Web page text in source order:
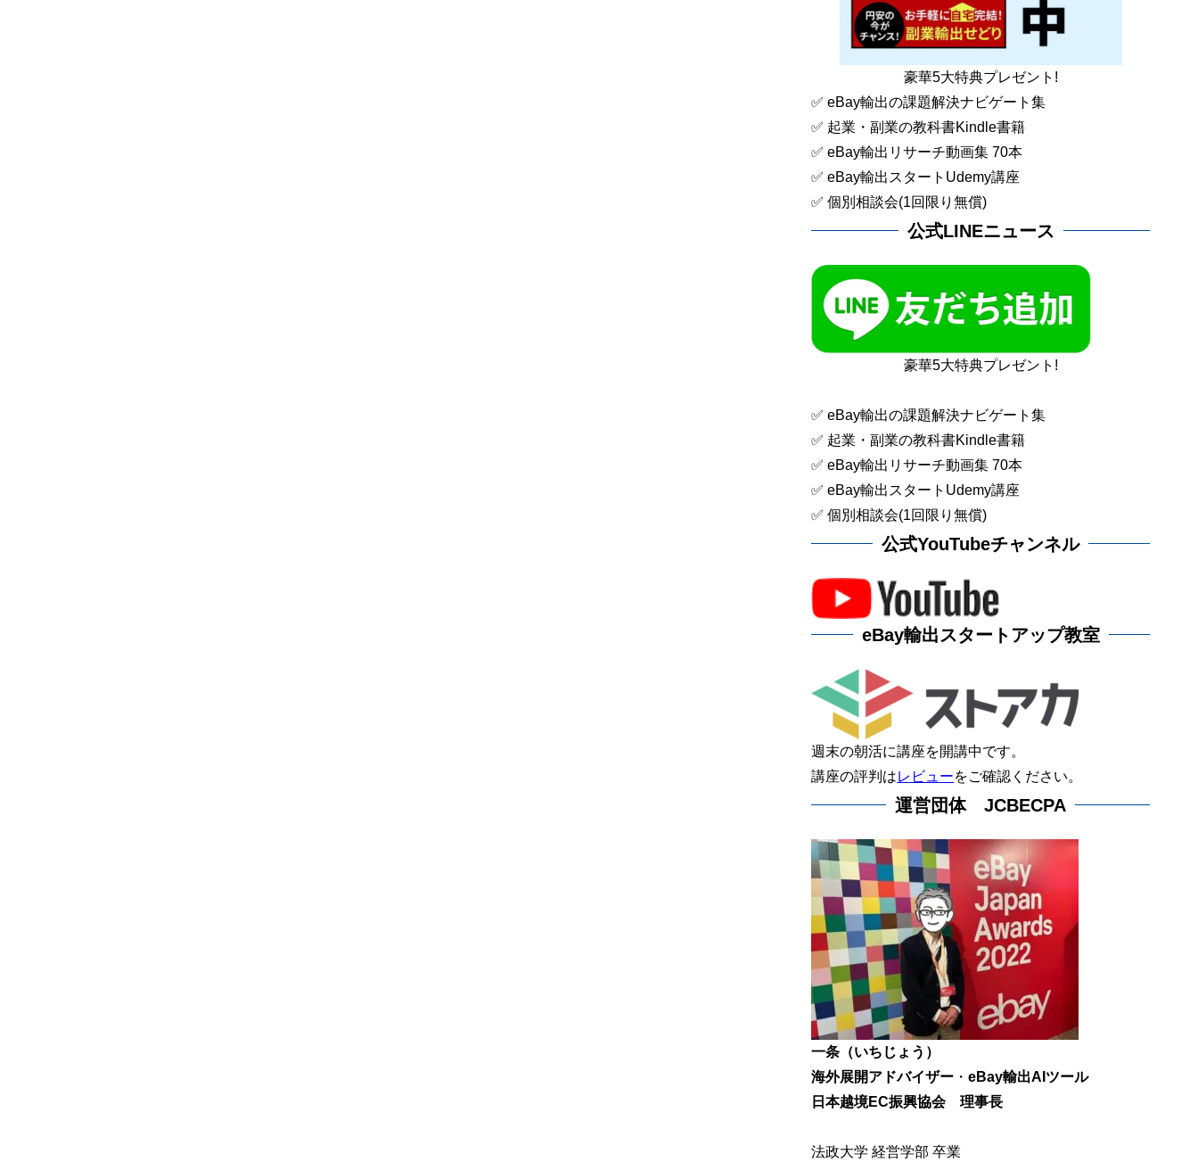
豪華5大特典プレゼント!
✅ eBay輸出の課題解決ナビゲート集
✅ 起業・副業の教科書Kindle書籍
✅ eBay輸出リサーチ動画集 70本
✅ eBay輸出スタートUdemy講座
✅ 個別相談会(1回限り無償)
公式LINEニュース
豪華5大特典プレゼント!
✅ eBay輸出の課題解決ナビゲート集
✅ 起業・副業の教科書Kindle書籍
✅ eBay輸出リサーチ動画集 70本
✅ eBay輸出スタートUdemy講座
✅ 個別相談会(1回限り無償)
公式YouTubeチャンネル
eBay輸出スタートアップ教室
週末の朝活に講座を開講中です。
講座の評判はレビューをご確認ください。
運営団体 JCBECPA
一条（いちじょう）
海外展開アドバイザー ・eBay輸出AIツール
日本越境EC振興協会 理事長
法政大学 経営学部 卒業